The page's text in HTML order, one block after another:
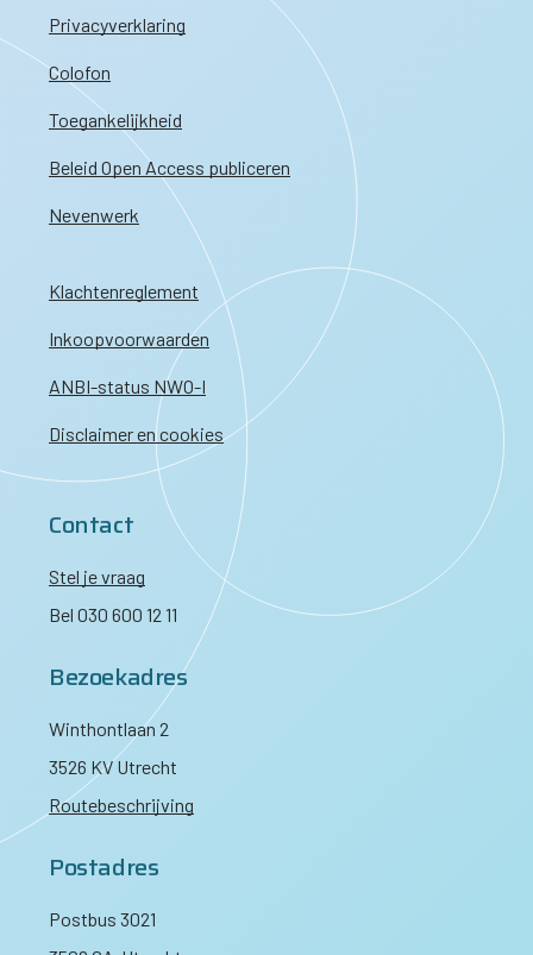
Privacyverklaring
Colofon
Toegankelijkheid
Beleid Open Access publiceren
Nevenwerk
Klachtenreglement
Inkoopvoorwaarden
ANBI-status NWO-I
Disclaimer en cookies
Contact
Stel je vraag
Bel 030 600 12 11
Bezoekadres
Winthontlaan 2
3526 KV Utrecht
Routebeschrijving
Postadres
Postbus 3021